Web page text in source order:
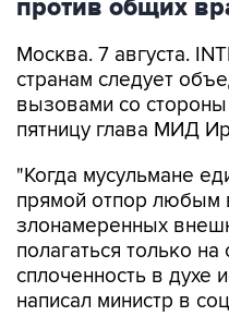
против общих
Москва. 7 августа.
странам следует
вызовами со
пятницу глава МИД
"Когда мусульмане
прямой отпор любым
злонамеренных
полагаться только
сплоченность в духе
написал министр в